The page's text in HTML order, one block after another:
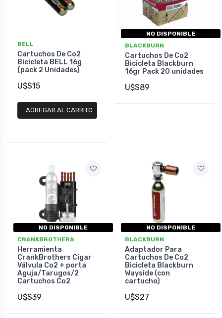
BELL
Cartuchos De Co2
Bicicleta BELL 16g
(pack 2 Unidades)
U$S15
AGREGAR AL CARRITO
NO DISPONIBLE
BLACKBURN
Cartuchos De Co2
Bicicleta Blackburn
16gr Pack 20 unidades
U$S89
NO DISPONIBLE
CRANKBROTHERS
Herramienta
CrankBrothers Cigar
Válvula Co2 + porta
Aguja/Tarugos/2
Cartuchos Co2
U$S39
NO DISPONIBLE
BLACKBURN
Adaptador Para
Cartuchos De Co2
Bicicleta Blackburn
Wayside (con
cartucho)
U$S27